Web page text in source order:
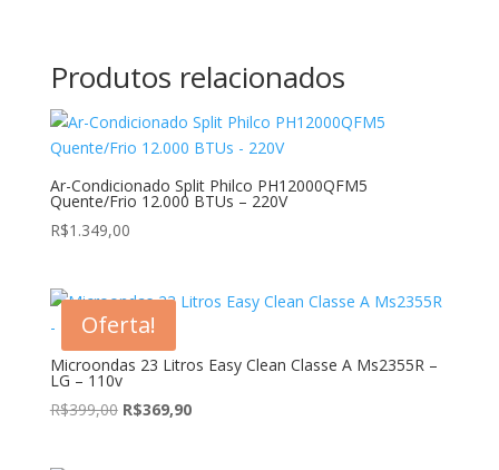
R$1.899,00.R$1.699,00.
Produtos relacionados
Ar-Condicionado Split Philco PH12000QFM5
Quente/Frio 12.000 BTUs – 220V
R$1.349,00
Oferta!
Microondas 23 Litros Easy Clean Classe A Ms2355R –
LG – 110v
R$399,00 O
R$369,90O